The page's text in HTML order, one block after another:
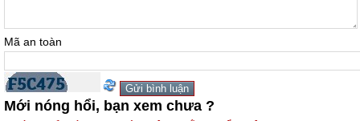
Mã an toàn
Mới nóng hổi, bạn xem chưa ?